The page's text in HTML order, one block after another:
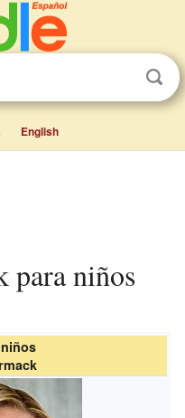
English
para niños